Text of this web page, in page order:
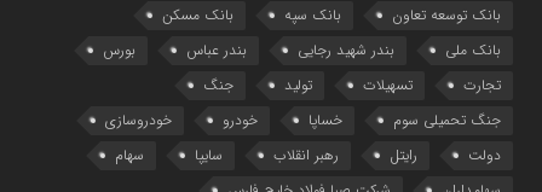
بانک توسعه تعاون
بانک سپه
بانک مسکن
بانک ملی
بندر شهید رجایی بندر عباس
بورس
تجارت
تسهیلات تولید
جنگ
جنگ تحمیلی سوم
خساپا خودرو
خودروسازی
دولت
رایتل رهبر انقلاب سایپا
سهام